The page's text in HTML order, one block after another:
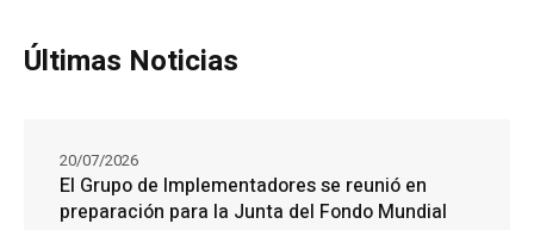
Últimas Noticias
El Grupo de Implementadores se reunió en
preparación para la Junta del Fondo Mundial
20/07/2026